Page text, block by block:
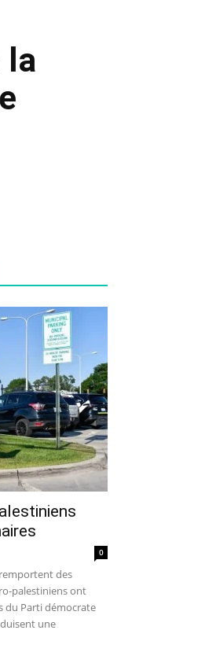
la
0
des
palestiniens ont
du Parti démocrate
une